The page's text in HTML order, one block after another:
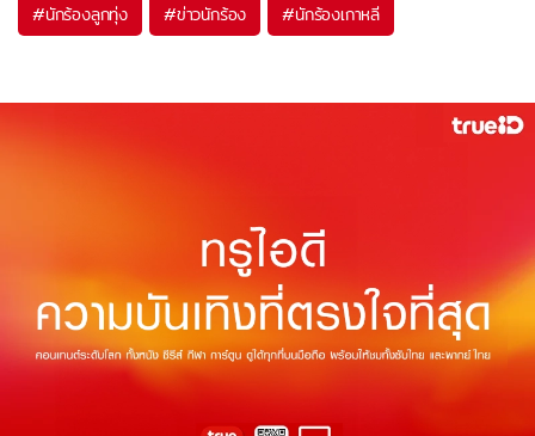
#นักร้องลูกทุ่ง #ข่าวนักร้อง #นักร้องเกาหลี